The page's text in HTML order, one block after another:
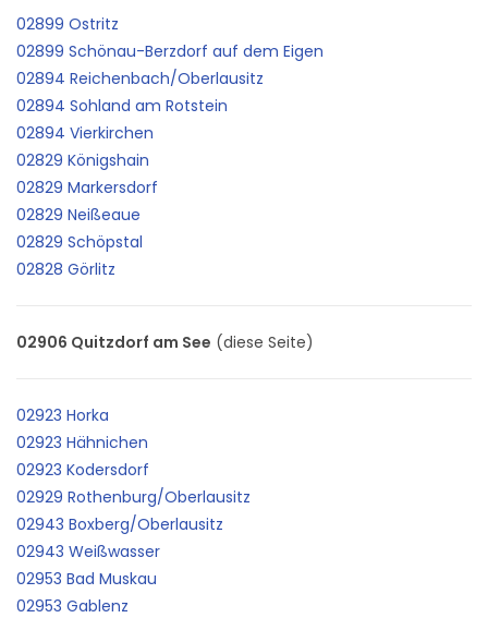
02899 Ostritz
02899 Schönau-Berzdorf auf dem Eigen
02894 Reichenbach/Oberlausitz
02894 Sohland am Rotstein
02894 Vierkirchen
02829 Königshain
02829 Markersdorf
02829 Neißeaue
02829 Schöpstal
02828 Görlitz
02906 Quitzdorf am See (diese Seite)
02923 Horka
02923 Hähnichen
02923 Kodersdorf
02929 Rothenburg/Oberlausitz
02943 Boxberg/Oberlausitz
02943 Weißwasser
02953 Bad Muskau
02953 Gablenz